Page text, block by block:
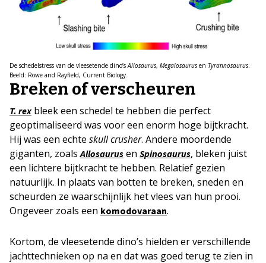
De schedelstress van de vleesetende dino’sAllosaurus, Megalosaurus en Tyrannosaurus.
Beeld: Rowe and Rayfield, Current Biology.
Breken of verscheuren
T. rexbleek een schedel te hebben die perfect
geoptimaliseerd was voor een enorm hoge bijtkracht.
Hij was een echte skull crusher. Andere moordende
giganten, zoalsAllosaurus en Spinosaurus, bleken juist
een lichtere bijtkracht te hebben. Relatief gezien
natuurlijk. In plaats van botten te breken, sneden en
scheurden ze waarschijnlijk het vlees van hun prooi.
Ongeveer zoals een komodovaraan.
Kortom, de vleesetende dino’s hielden er verschillende
jachttechnieken op na en dat was goed terug te zien in